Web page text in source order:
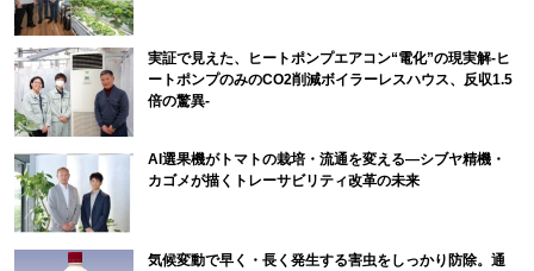
実証で見えた、ヒートポンプエアコン“電化”の現実解-ヒ
ートポンプのみのCO2削減ボイラーレスハウス、反収1.5
倍の驚異-
AI選果機がトマトの栽培・流通を変える―シブヤ精機・
カゴメが描くトレーサビリティ改革の未来
気候変動で早く・長く発生する害虫をしっかり防除。通